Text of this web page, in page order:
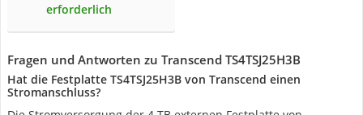
erforderlich
Fragen und Antworten zu Transcend TS4TSJ25H3B
Hat die Festplatte TS4TSJ25H3B von Transcend einen
Stromanschluss?